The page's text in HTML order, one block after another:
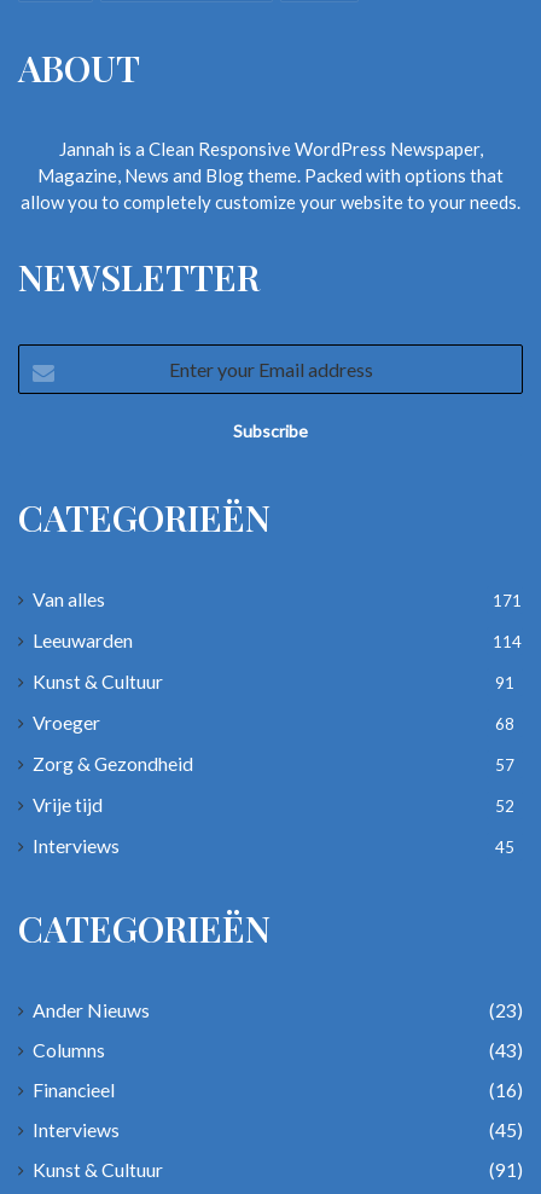
ABOUT
Jannah is a Clean Responsive WordPress Newspaper,
Magazine, News and Blog theme. Packed with options that
allow you to completely customize your website to your needs.
NEWSLETTER
your
CATEGORIEËN
Van alles 171
Leeuwarden 114
Kunst & Cultuur 91
Vroeger 68
Zorg & Gezondheid 57
Vrije tijd 52
Interviews 45
CATEGORIEËN
Ander Nieuws
(23)
Columns
(43)
Financieel
(16)
Interviews
(45)
Kunst & Cultuur
(91)